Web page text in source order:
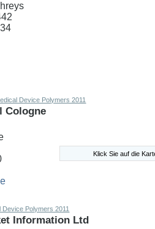
Device Polymers 2011
Cologne
Klick Sie auf die
Polymers 2011
Information Ltd